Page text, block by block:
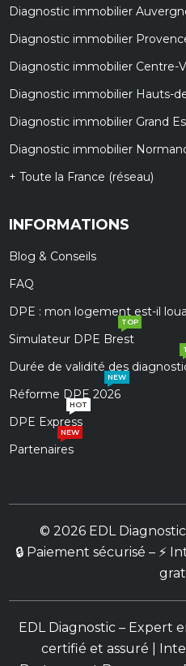
Diagnostic immobilier
Diagnostic immobilier
Diagnostic immobilier Centre-
Diagnostic immobilier Hauts-
Diagnostic immobilier Grand
Diagnostic immobilier
+ Toute la France (réseau)
INFORMATIONS
Blog & Conseils
FAQ
DPE : mon logement est-il
Simulateur DPE Brest
TOP
Durée de validité des
Réforme DPE 2026
NEW
DPE Express
HOT
Partenaires
NEW
© 2026 EDL
🔒 Paiement sécurisé – ⚡
EDL Diagnostic – Expert
certifié et assuré |